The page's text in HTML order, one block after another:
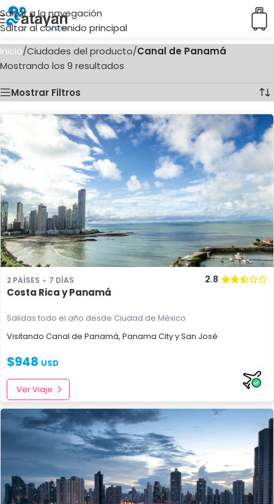
Saltar a la navegación
Saltar al contenido principal
Inicio/Ciudades del producto/Canal de Panamá
Mostrando los 9 resultados
Mostrar Filtros
2 PAÍSES 7 DÍAS 2.8
Costa Rica y Panamá
Salidas todo el año desde Ciudad de México
Visitando Canal de Panamá, Panama CityySan José
$948 USD
Ver Viaje